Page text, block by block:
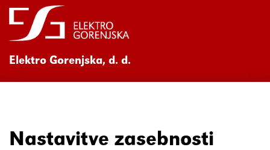
Elektro Gorenjska, d. d.
Nastavitve zasebnosti